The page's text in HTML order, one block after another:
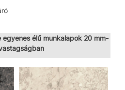
egyenes élű munkalapok 20 mm-